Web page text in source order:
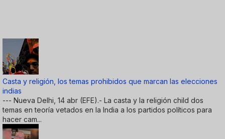
Casta y religión, los temas prohibidos que marcan las elecciones
indias
--- Nueva Delhi, 14 abr (EFE).- La casta y la religión child dos
temas en teoría vetados en la India a los partidos políticos para
hacer cam...